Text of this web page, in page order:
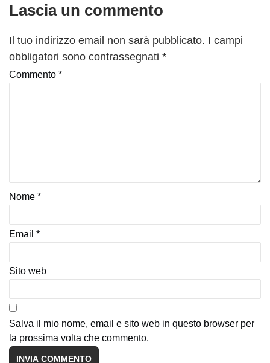
Lascia un commento
Il tuo indirizzo email non sarà pubblicato. I campi
obbligatori sono contrassegnati *
Commento *
Nome *
Email *
Sito web
Salva il mio nome, email e sito web in questo browser per
la prossima volta che commento.